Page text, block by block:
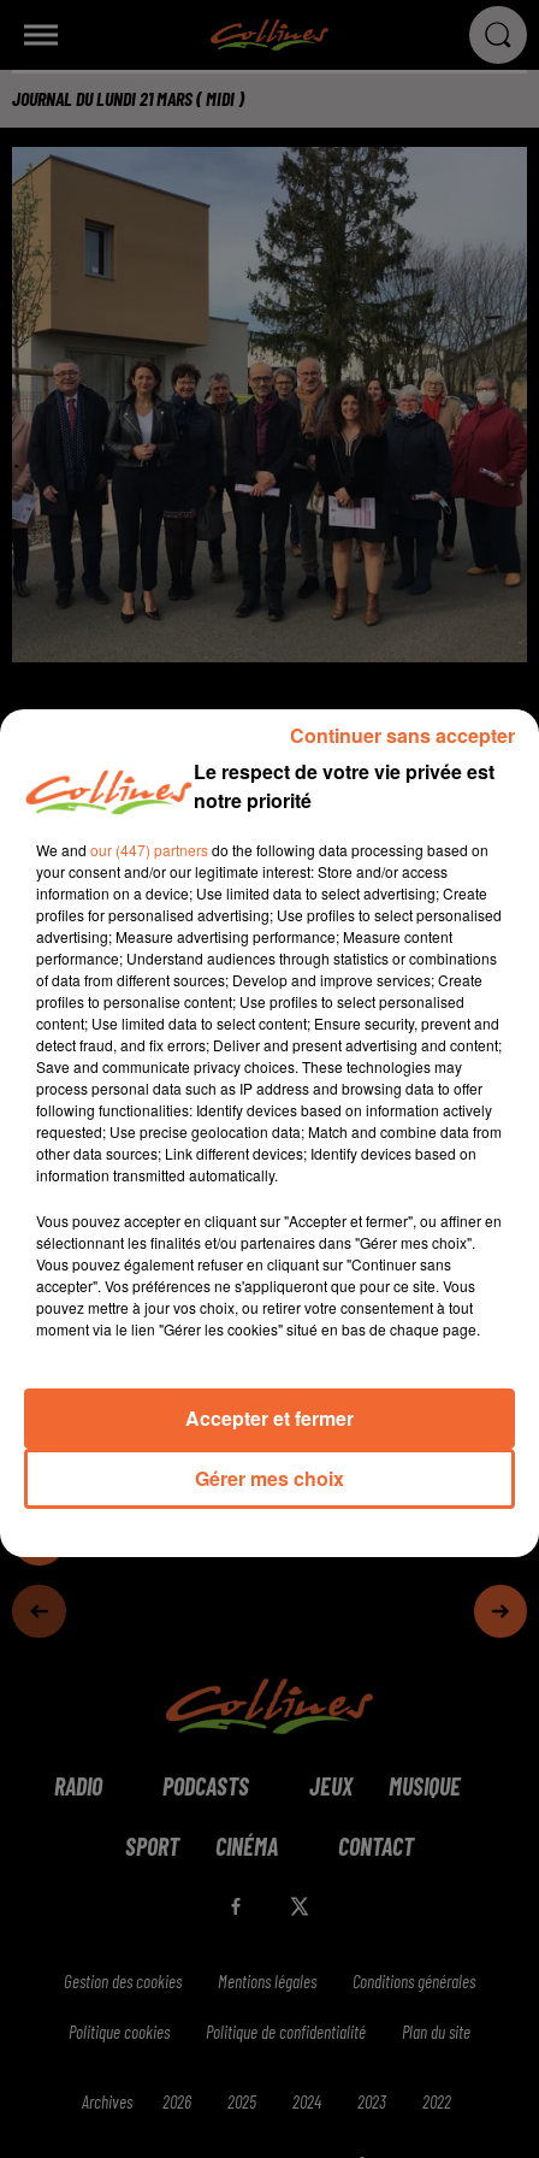
JOURNAL DU LUNDI 21 MARS ( MIDI )
Infos
21 mars 2022 - 18 min 10 sec
JOURNAL DU LUNDI 21 MARS ( MIDI )
Patrice Bémanangy
L'onf près de chez vous.
Les réactions se multiplient après la découverte en fin
de semaine dernière d'un appareil de surveillance
visant le père du porte-parole de Bassines Non Merci.
Des chauffeurs routiers filtrent depuis ce matin les
véhicules à La Crêche pour protester contre la hausse
des carburants.
Les logements sociaux rue des carrossiers à Cerizay
inaugurés en fin de semaine dernière ( photo ).
Actuellement un véhicule cartographie les différents
réseaux souterrains du Thouarsais.
Une convention de disponibilité signée entre le SDIS
79, la jeune pompier volontaire Marie Durand et son
RADIO PODCASTS JEUX MUSIQUE
SPORT CINÉMA CONTACT
Gestion des cookies Mentions légales Conditions générales
Politique cookies Politique de confidentialité Plan du site
Archives 2026 2025 2024 2023 2022
Le respect de votre vie privée est
notre priorité
We and our (447) partnersdo the following data processing based on
your consent and/or our legitimate interest: Store and/or access
information on a device; Use limited data to select advertising; Create
profiles for personalised advertising; Use profiles to select personalised
advertising; Measure advertising performance; Measure content
performance; Understand audiences through statistics or combinations
of data from different sources; Develop and improve services; Create
profiles to personalise content; Use profiles to select personalised
content; Use limited data to select content; Ensure security, prevent and
detect fraud, and fix errors; Deliver and present advertising and content;
Save and communicate privacy choices. These technologies may
process personal data such as IP address and browsing data to offer
following functionalities: Identify devices based on information actively
requested; Use precise geolocation data; Match and combine data from
other data sources; Link different devices; Identify devices based on
information transmitted automatically.
Vous pouvez accepter en cliquant sur "Accepter et fermer", ou affiner en
sélectionnant les finalités et/ou partenaires dans "Gérer mes choix".
Vous pouvez également refuser en cliquant sur "Continuer sans
accepter". Vos préférences ne s'appliqueront que pour ce site. Vous
pouvez mettre à jour vos choix, ou retirer votre consentement à tout
moment via le lien "Gérer les cookies" situé en bas de chaque page.
Gérer mes choix
Accepter et fermer
Continuer sans accepter